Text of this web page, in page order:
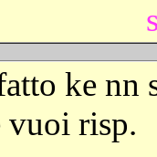
ke nn
vuoi risp.